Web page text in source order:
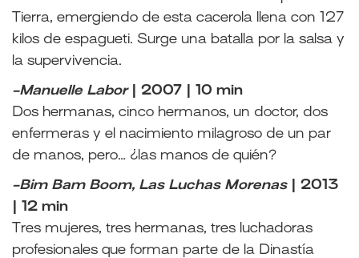
Tierra, emergiendo de esta cacerola llena con 127
kilos de espagueti. Surge una batalla por la salsa y
la supervivencia.
-Manuelle Labor| 2007 | 10 min
Dos hermanas, cinco hermanos, un doctor, dos
enfermeras y el nacimiento milagroso de un par
de manos, pero… ¿las manos de quién?
-Bim Bam Boom, Las Luchas Morenas
| 2013
| 12 min
Tres mujeres, tres hermanas, tres luchadoras
profesionales que forman parte de la Dinastía